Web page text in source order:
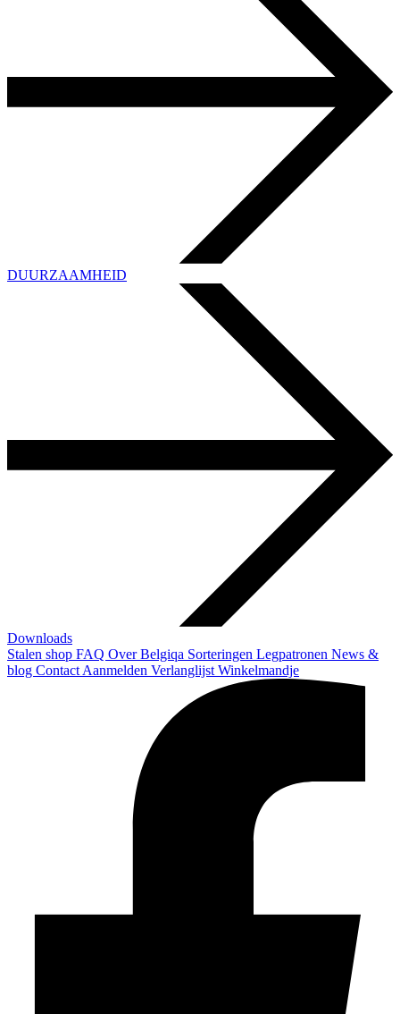
DUURZAAMHEID
Downloads
Stalen shop FAQ Over Belgiqa Sorteringen Legpatronen News &
blog Contact Aanmelden Verlanglijst Winkelmandje